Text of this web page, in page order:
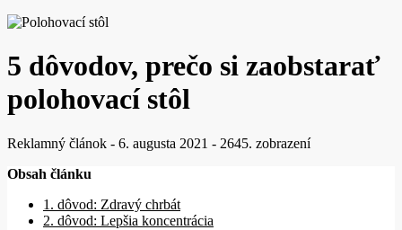
5 dôvodov, prečo si zaobstarať
polohovací stôl
Reklamný článok - 6. augusta 2021 - 2645. zobrazení
Obsah článku
1. dôvod: Zdravý chrbát
2. dôvod: Lepšia koncentrácia